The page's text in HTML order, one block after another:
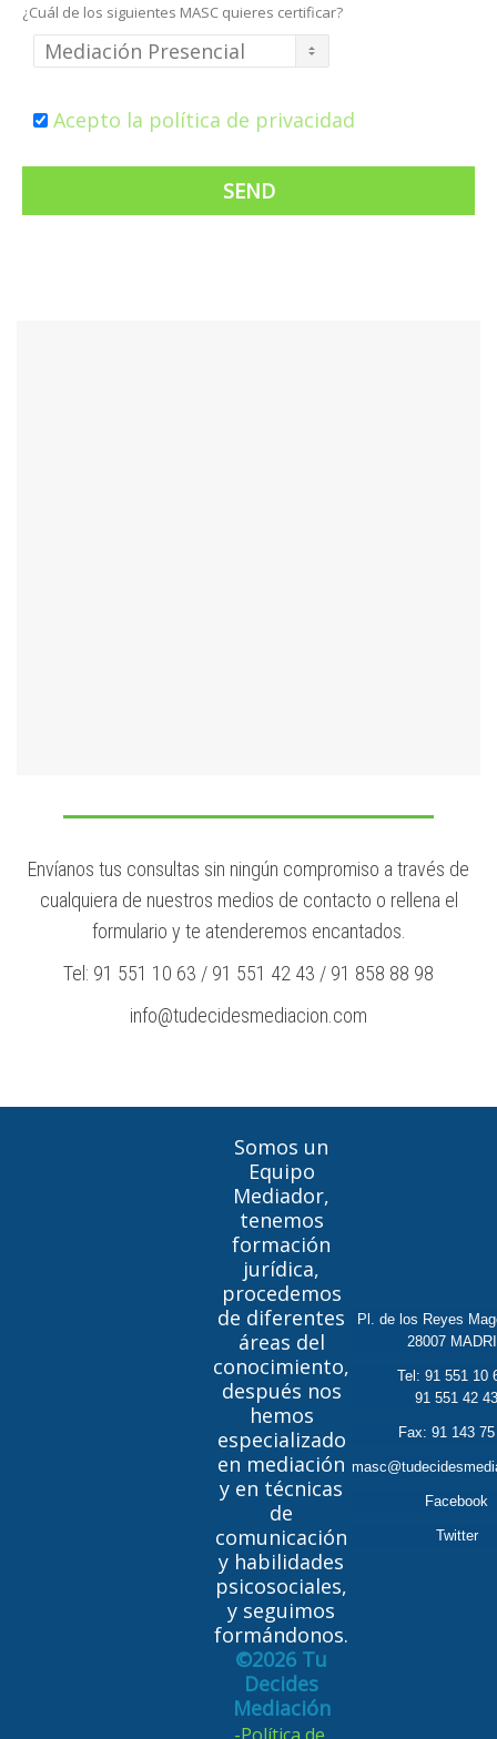
¿Cuál de los siguientes MASC quieres certificar?
Acepto la política de privacidad
Envíanos tus consultas sin ningún compromiso a través de
cualquiera de nuestros medios de contacto o rellena el
formulario y te atenderemos encantados.
Tel: 91 551 10 63 / 91 551 42 43 / 91 858 88 98
info@tudecidesmediacion.com
Somos un
Equipo
Mediador,
tenemos
formación
jurídica,
procedemos
de diferentes
áreas del
conocimiento,
después nos
hemos
especializado
en mediación
y en técnicas
de
comunicación
y habilidades
psicosociales,
y seguimos
formándonos.
©2026 Tu
Decides
Mediación
Pl. de los Reyes
28007
Tel: 91 551 10
91 551 42 43
Fax: 91 143
Facebook
Twitter